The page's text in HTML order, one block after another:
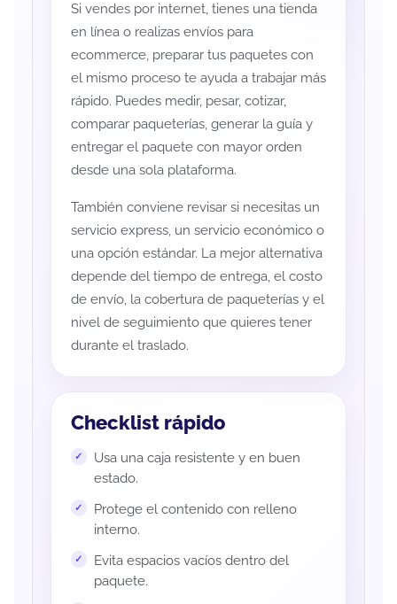
Si vendes por internet, tienes una tienda
en línea o realizas envíos para
ecommerce, preparar tus paquetes con
el mismo proceso te ayuda a trabajar más
rápido. Puedes medir, pesar, cotizar,
comparar paqueterías, generar la guía y
entregar el paquete con mayor orden
desde una sola plataforma.
También conviene revisar si necesitas un
servicio express, un servicio económico o
una opción estándar. La mejor alternativa
depende del tiempo de entrega, el costo
de envío, la cobertura de paqueterías y el
nivel de seguimiento que quieres tener
durante el traslado.
Checklist rápido
Usa una caja resistente y en buen
estado.
Protege el contenido con relleno
interno.
Evita espacios vacíos dentro del
paquete.